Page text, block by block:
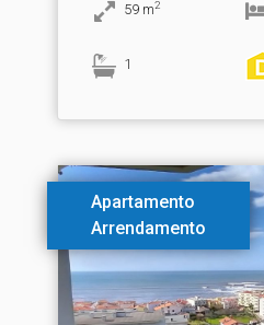
59 m2
1
Apartamento
Arrendamento